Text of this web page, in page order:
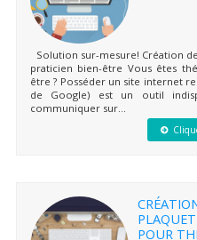
Solution sur-mesure! Création
praticien bien-être Vous êtes
être ? Posséder un site internet
de Google) est un outil
communiquer sur...
POUR